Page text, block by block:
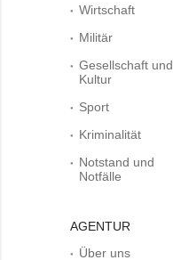
Wirtschaft
Militär
Gesellschaft und
Kultur
Sport
Kriminalität
Notstand und
Notfälle
AGENTUR
Über uns